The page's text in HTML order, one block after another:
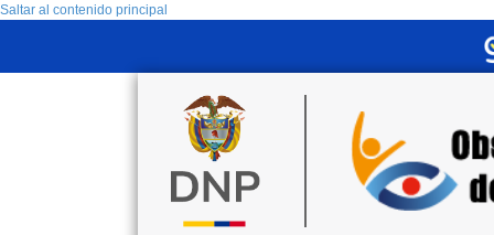
Saltar al contenido principal